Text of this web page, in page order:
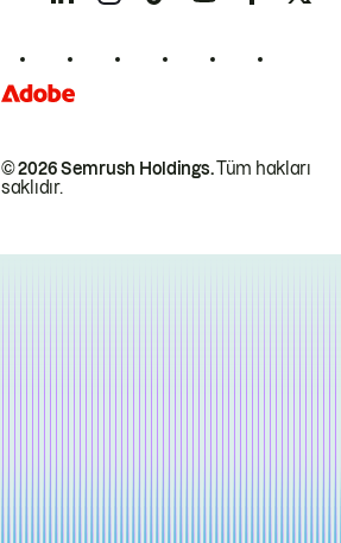
© 2026 Semrush Holdings.Tüm hakları
saklıdır.